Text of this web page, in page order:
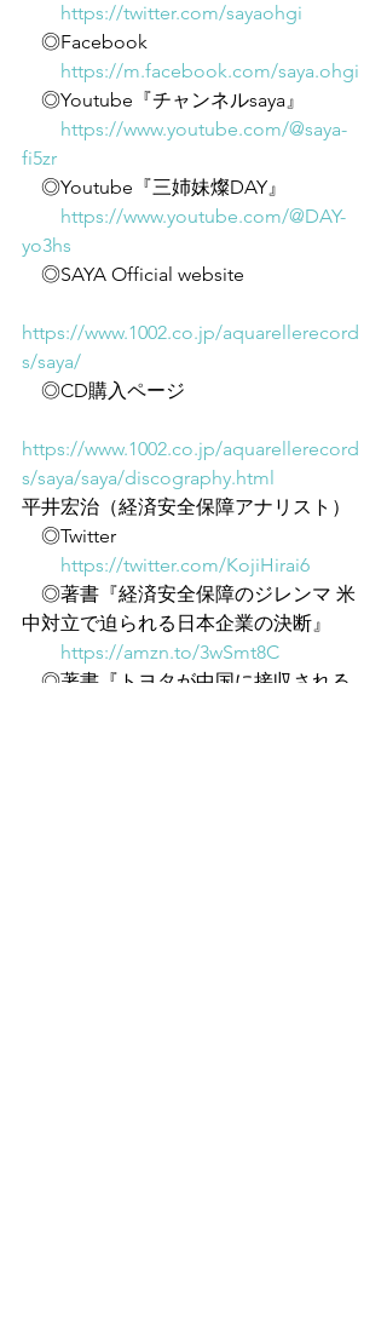
https://twitter.com/sayaohgi
◎Facebook
https://m.facebook.com/saya.ohgi
◎Youtube『チャンネルsaya』
https://www.youtube.com/@saya-
fi5zr
◎Youtube『三姉妹燦DAY』
https://www.youtube.com/@DAY-
yo3hs
◎SAYA Official website
https://www.1002.co.jp/aquarellerecord
s/saya/
◎CD購入ページ
https://www.1002.co.jp/aquarellerecord
s/saya/saya/discography.html
平井宏治（経済安全保障アナリスト）
◎Twitter
https://twitter.com/KojiHirai6
◎著書『経済安全保障のジレンマ 米
中対立で迫られる日本企業の決断』
https://amzn.to/3wSmt8C
◎著書『トヨタが中国に接収される